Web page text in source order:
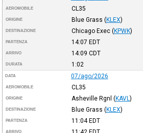
AEROMOBILE CL35
ORIGINE Blue Grass (KLEX)
DESTINAZIONE Chicago Exec (KPWK)
PARTENZA 14:07 EDT
ARRIVO 14:09 CDT
DURATA 1:02
DATA 07/ago/2026
AEROMOBILE CL35
ORIGINE Asheville Rgnl (KAVL )
DESTINAZIONE Blue Grass (KLEX)
PARTENZA 11:04EDT
ARRIVO